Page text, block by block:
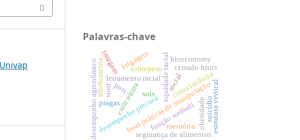
Palavras-chave
equidade racial
letramento racial
boas práticas de manipulação
segurança de alimentos.
citrus latifolia
citricultura
desempenho precoce
desempenho agronômicopragas
morfometria
estrutura vertical
função weibull
sobrepeso
obesidade
krigagem
bioeconomy
cerrado fruits
pnrs snis
sinir
memória
imagem
social
suicídio